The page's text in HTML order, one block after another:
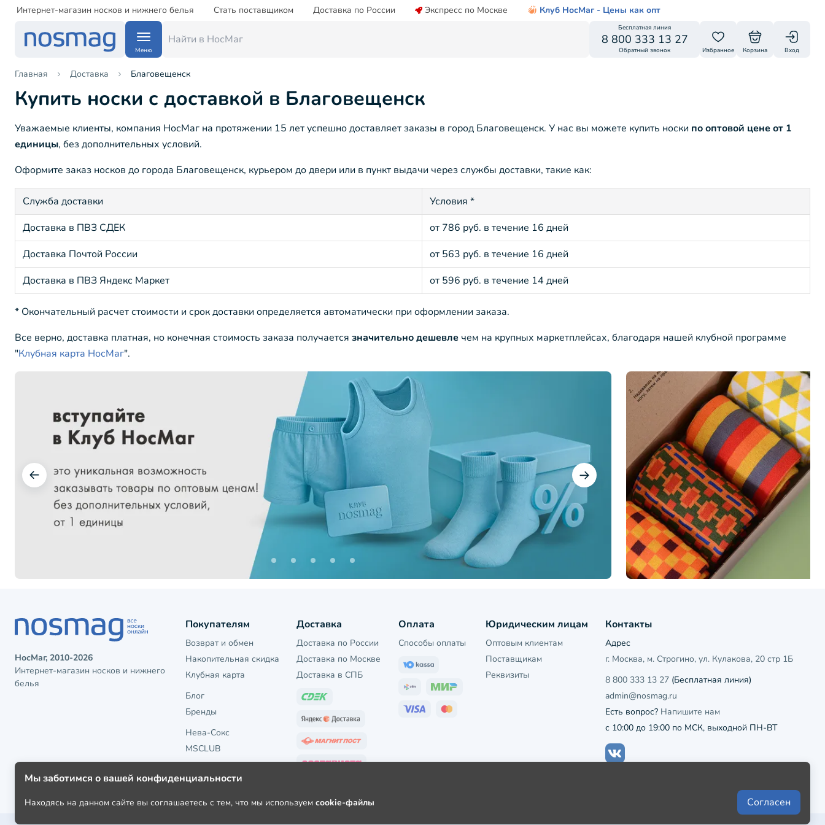
Интернет-магазин носков и нижнего белья Стать поставщиком Доставка по России Экспресс по Москве Клуб НосМаг - Цены как опт
Меню
Бесплатная линия
8 800 333 13 27
Обратный звонок Избранное Корзина Вход
Главная Доставка Благовещенск
Купить носки с доставкой в Благовещенск
Уважаемые клиенты, компания НосМаг на протяжении 15 лет успешно доставляет заказы в город Благовещенск. У нас вы можете купить носки по оптовой цене от 1
единицы, без дополнительных условий.
Оформите заказ носков до города Благовещенск, курьером до двери или в пункт выдачи через службы доставки, такие как:
Служба доставки
Условия *
Доставка в ПВЗ СДЕК
от 786 руб. в течение 16 дней
Доставка Почтой России
от 563 руб. в течение 16 дней
Доставка в ПВЗ Яндекс Маркет
от 596 руб. в течение 14 дней
* Окончательный расчет стоимости и срок доставки определяется автоматически при оформлении заказа.
Все верно, доставка платная, но конечная стоимость заказа получается значительно дешевле чем на крупных маркетплейсах, благодаря нашей клубной программе
"Клубная карта НосМаг".
НосМаг, 2010-2026
Интернет-магазин носков и нижнего
белья
Покупателям
Возврат и обмен
Накопительная скидка
Клубная карта
Блог
Бренды
Нева-Сокс
MSCLUB
Доставка
Доставка по России
Доставка по Москве
Доставка в СПБ
Оплата
Способы оплаты
Юридическим лицам
Оптовым клиентам
Поставщикам
Реквизиты
Контакты
Адрес
г. Москва, м. Строгино, ул. Кулакова, 20 стр 1Б
8 800 333 13 27(Бесплатная линия)
admin@nosmag.ru
Есть вопрос? Напишите нам
с 10:00 до 19:00 по МСК, выходной ПН-ВТ
Мы заботимся о вашей конфиденциальности
Находясь на данном сайте вы соглашаетесь с тем, что мы используем cookie-файлы Согласен